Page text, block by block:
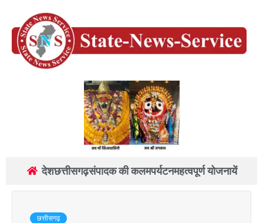
देशछत्तीसगढ़संपादक की कलमपर्यटनमहत्वपूर्ण योजनायें
छत्तीसगढ़